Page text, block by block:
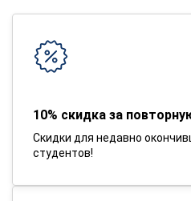
10% скидка за
Скидки для недавно
студентов!